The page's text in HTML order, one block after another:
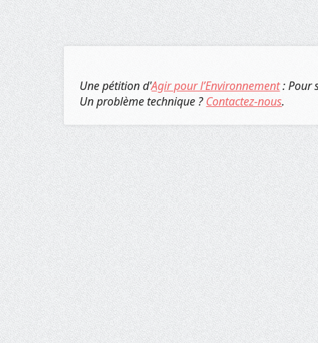
Une pétition d'Agir pour l’Environnement: Pour
Un problème technique ?Contactez-nous.